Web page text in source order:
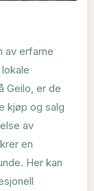
av erfarne
Geilo, er de
kjøp og salg
av
en
Her kan